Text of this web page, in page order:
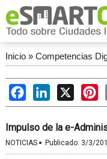
Inicio» Competencias
FacebookLinkedIn
X
Impulso de la e-
NOTICIAS · Publicado: 3/3/